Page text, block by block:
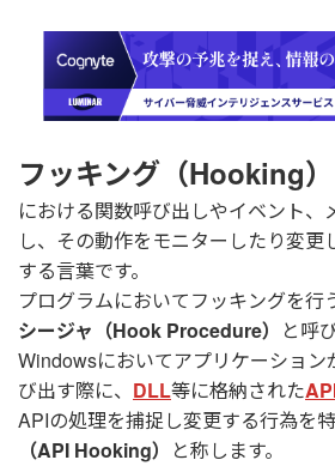
フッキング（Hooking）
における関数呼び出しやイベント、
し、その動作をモニターしたり変更
する言葉です。
プログラムにおいてフッキングを行
シージャ（Hook Procedure）
と呼
Windowsにおいてアプリケーション
び出す際に、 DLL等に格納された
APIの処理を捕捉し変更する行為を
（API Hooking）
と称します。